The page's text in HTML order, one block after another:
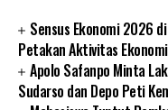
Sensus Ekonomi 2026
Petakan Aktivitas
Apolo Safanpo Minta
Sudarso dan Depo Peti